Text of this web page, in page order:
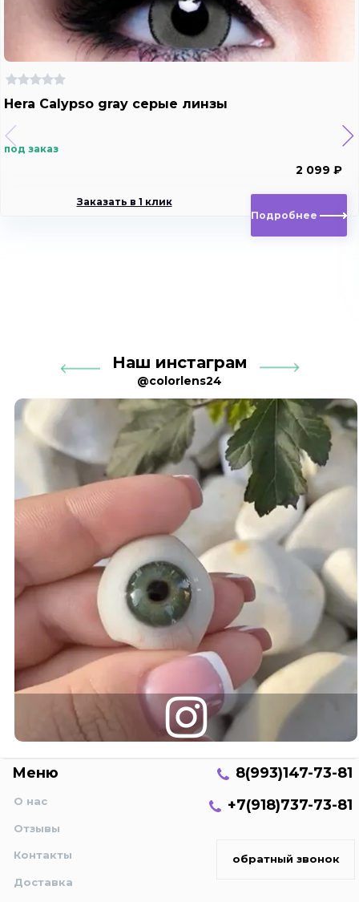
Hera Calypso gray серые линзы
под заказ
2 099 ₽
Заказать в 1 клик
Подробнее
Наш инстаграм
@colorlens24
Меню
О нас
Отзывы
Контакты
Доставка
8(993)147-73-81
+7(918)737-73-81
обратный звонок